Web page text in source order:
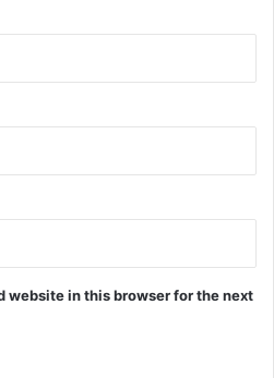
website in this browser for the next